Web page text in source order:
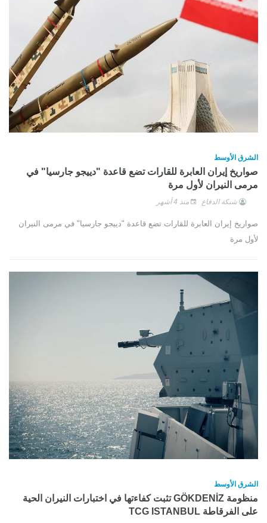
الشرق الأوسط
صواريخ إيران العابرة للقارات تضع قاعدة "دييجو جارسيا" في
مرمى النيران لأول مرة
شبكة الدفاع منذ 4 أشهر
صواريخ إيران العابرة للقارات تضع قاعدة "دييجو جارسيا" في مرمى النيران
لأول مرة
الشرق الأوسط
منظومة GÖKDENİZ تثبت كفاءتها في اختبارات النيران الحية
على الفرقاطة TCG ISTANBUL